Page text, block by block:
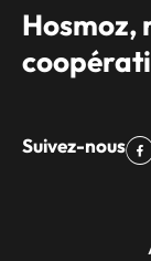
Hosmoz,
Suivez-nous